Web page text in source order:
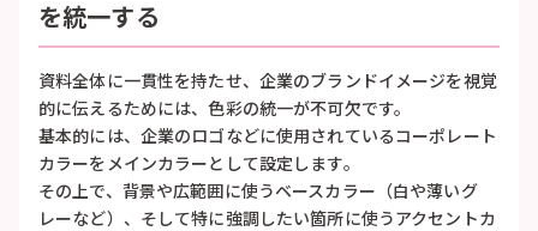
を統一する
資料全体に一貫性を持たせ、企業のブランドイメージを視覚
的に伝えるためには、色彩の統一が不可欠です。
基本的には、企業のロゴなどに使用されているコーポレート
カラーをメインカラーとして設定します。
その上で、背景や広範囲に使うベースカラー（白や薄いグ
レーなど）、そして特に強調したい箇所に使うアクセントカ